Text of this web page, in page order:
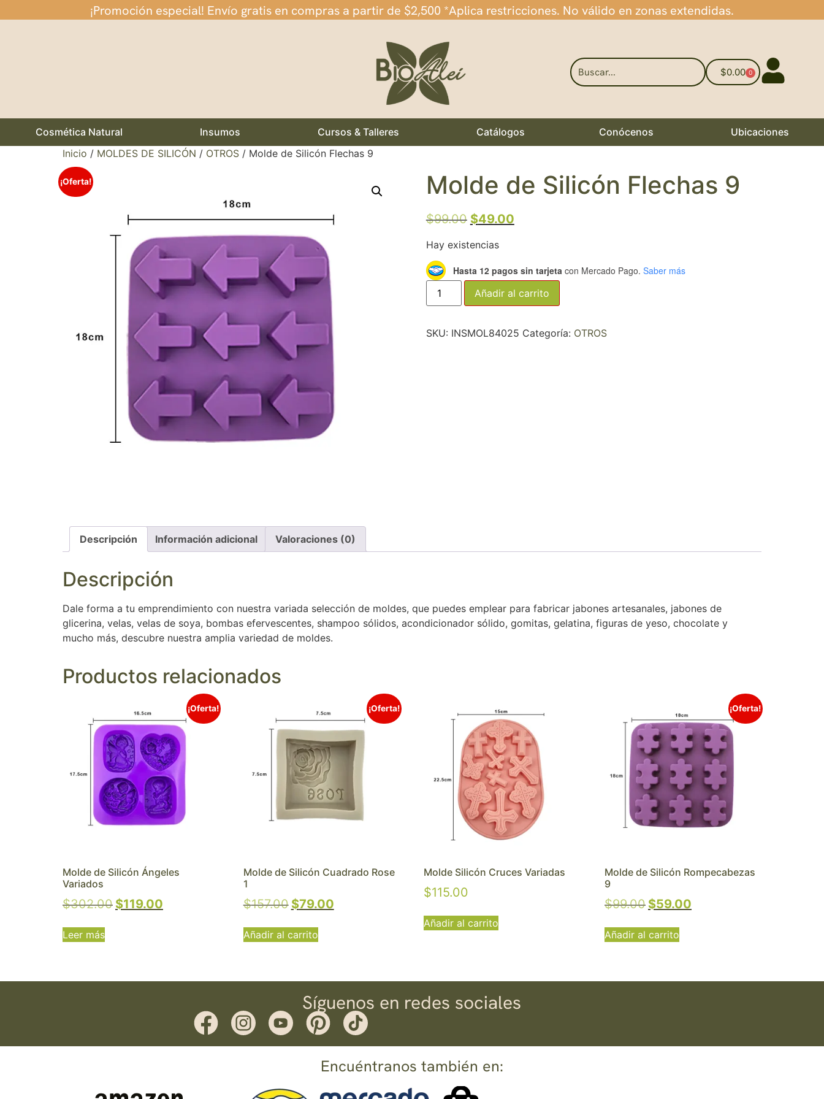
¡Promoción especial! Envío gratis en compras a partir de $2,500 *Aplica restricciones. No válido en zonas extendidas.
$0.00 0
Cosmética Natural Insumos Cursos & Talleres Catálogos Conócenos
Ubicaciones
Inicio / MOLDES DE SILICÓN / OTROS / Molde de Silicón Flechas 9
¡Oferta! Molde de Silicón Flechas 9
$99.00 $49.00
Hay existencias
Hasta 12 pagos sin tarjeta con Mercado Pago. Saber más
Añadir al carrito
SKU: INSMOL84025 Categoría: OTROS
Descripción Información adicional Valoraciones (0)
Descripción
Dale forma a tu emprendimiento con nuestra variada selección de moldes, que puedes emplear para fabricar jabones artesanales, jabones de
glicerina, velas, velas de soya, bombas efervescentes, shampoo sólidos, acondicionador sólido, gomitas, gelatina, figuras de yeso, chocolate y
mucho más, descubre nuestra amplia variedad de moldes.
Productos relacionados
¡Oferta!
Molde de Silicón Ángeles
Variados
$302.00 $119.00
Leer más
¡Oferta!
Molde de Silicón Cuadrado Rose
1
$157.00 $79.00
Añadir al carrito
Molde Silicón Cruces Variadas
$115.00
Añadir al carrito
¡Oferta!
Molde de Silicón Rompecabezas
9
$99.00 $59.00
Añadir al carrito
Síguenos en redes sociales
Encuéntranos también en: